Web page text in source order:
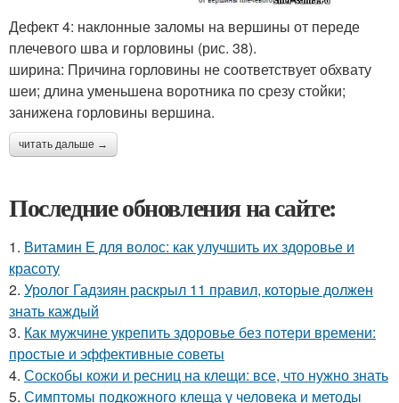
Дефект 4: наклонные заломы на вершины от переде
плечевого шва и горловины (рис. 38).
ширина: Причина горловины не соответствует обхвату
шеи; длина уменьшена воротника по срезу стойки;
занижена горловины вершина.
читать дальше →
Последние обновления на сайте:
1. Витамин Е для волос: как улучшить их здоровье и
красоту
2. Уролог Гадзиян раскрыл 11 правил, которые должен
знать каждый
3. Как мужчине укрепить здоровье без потери времени:
простые и эффективные советы
4. Соскобы кожи и ресниц на клещи: все, что нужно знать
5. Симптомы подкожного клеща у человека и методы